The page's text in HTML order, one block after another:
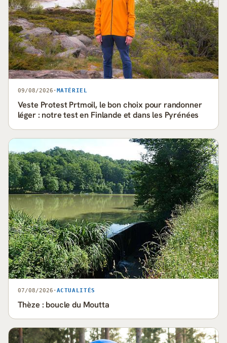
09/08/2026 · MATÉRIEL
Veste Protest Prtmoil, le bon choix pour randonner
léger : notre test en Finlande et dans les Pyrénées
07/08/2026 · ACTUALITÉS
Thèze : boucle du Moutta